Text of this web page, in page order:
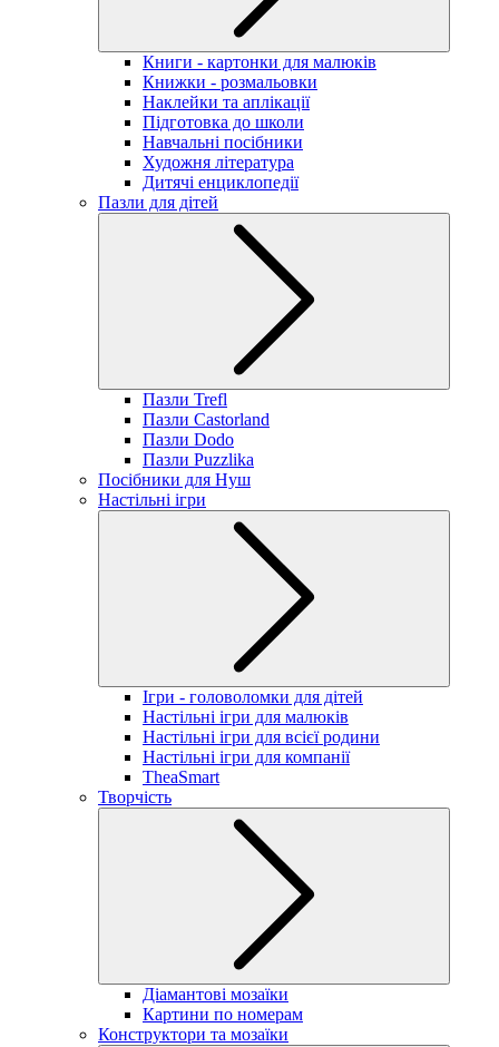
Книги - картонки для малюків
Книжки - розмальовки
Наклейки та аплікації
Підготовка до школи
Навчальні посібники
Художня література
Дитячі енциклопедії
Пазли для дітей
Пазли Trefl
Пазли Castorland
Пазли Dodo
Пазли Puzzlika
Посібники для Нуш
Настільні ігри
Ігри - головоломки для дітей
Настільні ігри для малюків
Настільні ігри для всієї родини
Настільні ігри для компанії
TheaSmart
Творчість
Діамантові мозаїки
Картини по номерам
Конструктори та мозаїки